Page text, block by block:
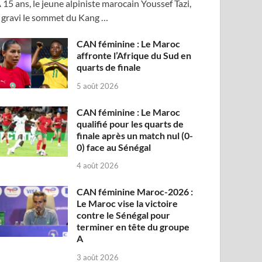
15 ans, le jeune alpiniste marocain Youssef Tazi,
gravi le sommet du Kang …
CAN féminine : Le Maroc
affronte l’Afrique du Sud en
quarts de finale
5 août 2026
CAN féminine : Le Maroc
qualifié pour les quarts de
finale après un match nul (0-
0) face au Sénégal
4 août 2026
CAN féminine Maroc-2026 :
Le Maroc vise la victoire
contre le Sénégal pour
terminer en tête du groupe
A
3 août 2026